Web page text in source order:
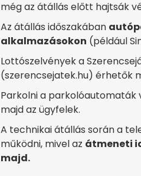
még az átállás előtt hajtsák
Az átállás időszakában
alkalmazásokon (például
Lottószelvények a
(szerencsejatek.hu) érhetők
Parkolni a parkolóautomaták
majd az ügyfelek.
A technikai átállás során a
működni, mivel az átmeneti
majd.